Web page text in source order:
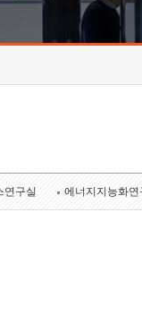
연구실 에너지지능화연